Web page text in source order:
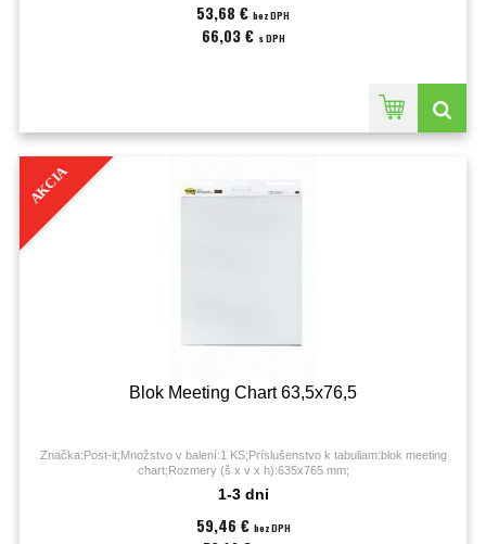
53,68 € bez DPH
66,03 € s DPH
AKCIA
Blok Meeting Chart 63,5x76,5
Značka:Post-it;Množstvo v balení:1 KS;Príslušenstvo k tabuliam:blok meeting
chart;Rozmery (š x v x h):635x765 mm;
1-3 dni
59,46 € bez DPH